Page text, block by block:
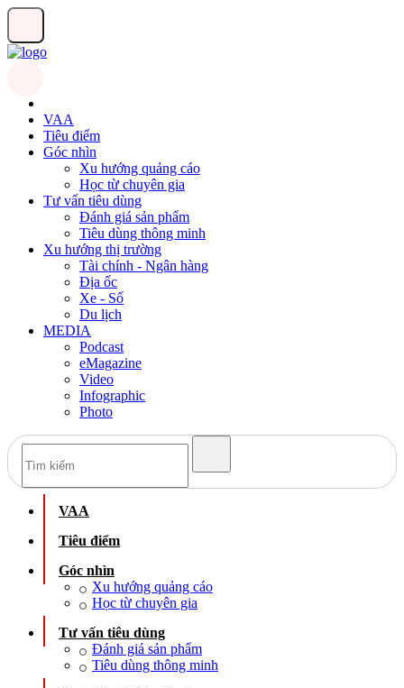
VAA
Tiêu điểm
Góc nhìn
Xu hướng quảng cáo
Học từ chuyên gia
Tư vấn tiêu dùng
Đánh giá sản phẩm
Tiêu dùng thông minh
Xu hướng thị trường
Tài chính - Ngân hàng
Địa ốc
Xe - Số
Du lịch
MEDIA
Podcast
eMagazine
Video
Infographic
Photo
VAA
Tiêu điểm
Góc nhìn
Xu hướng quảng cáo
Học từ chuyên gia
Tư vấn tiêu dùng
Đánh giá sản phẩm
Tiêu dùng thông minh